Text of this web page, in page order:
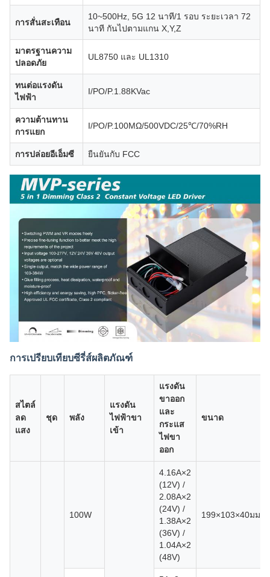
การสั่นสะเทือน
10~500Hz, 5G 12 นาที/1 รอบ ระยะเวลา 72
นาที กันไปตามแกน X,Y,Z
มาตรฐานความ
ปลอดภัย
UL8750 และ UL1310
ทนต่อแรงดัน
ไฟฟ้า
I/PO/P.1.88KVac
ความต้านทาน
การแยก
I/PO/P.100MΩ/500VDC/25℃/70%RH
การปล่อยอีเอ็มซี ยืนยันกับ FCC
การเปรียบเทียบซีรี่ส์ผลิตภัณฑ์
สไตล์
ลด
แสง
ชุด พลัง
แรงดัน
ไฟฟ้าขา
เข้า
แรงดัน
ขาออก
และ
กระแส
ไฟขา
ออก
ขนาด
100W
4.16A×2
(12V) /
2.08A×2
(24V) /
1.38A×2
(36V) /
1.04A×2
(48V)
199×103×40มม